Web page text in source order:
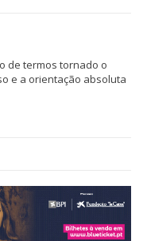
de termos tornado o